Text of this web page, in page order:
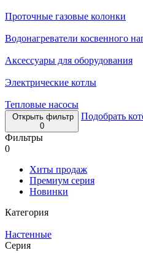
Проточные газовые колонки
Водонагреватели косвенного
Аксессуары для оборудования
Электрические котлы
Тепловые насосы
Открыть фильтр
0
Подобрать
Фильтры
0
Хиты продаж
Премиум серия
Новинки
Категория
Настенные
Серия